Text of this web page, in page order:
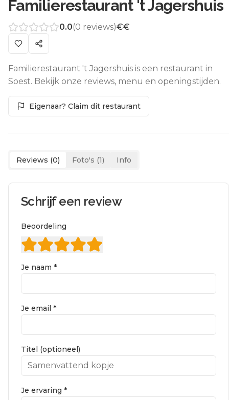
Familierestaurant 't Jagershuis
0.0(0 reviews)€€
Familierestaurant 't Jagershuis is een restaurant in
Soest. Bekijk onze reviews, menu en openingstijden.
Eigenaar? Claim dit restaurant
Reviews (0) Foto's (1) Info
Schrijf een review
Beoordeling
Je naam *
Je email *
Titel (optioneel)
Je ervaring *